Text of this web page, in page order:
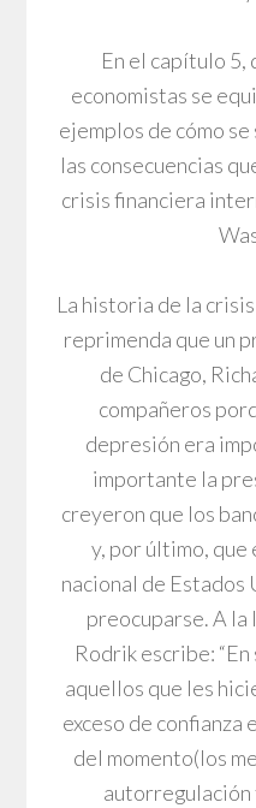
En el capítulo 5,
economistas se
ejemplos de cómo
las consecuencias
crisis financiera
La historia de la
reprimenda que un
de Chicago,
compañeros
depresión era
importante la
creyeron que los
y, por último, que
nacional de Estados
preocuparse. A la
Rodrik escribe:
aquellos que les
exceso de confianza
del momento(los
autorregulación